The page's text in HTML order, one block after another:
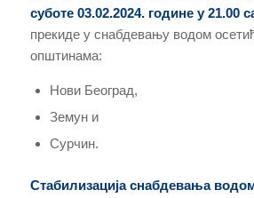
суботе 03.02.2024. године у 21.00
прекиде у снабдевању водом
општинама:
Нови Београд,
Земун и
Сурчин.
Стабилизација снабдевања водом